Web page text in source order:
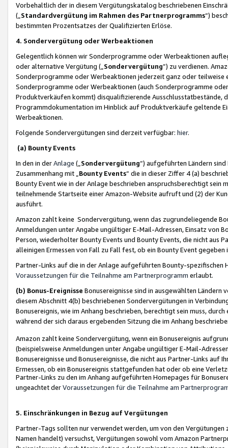
Vorbehaltlich der in diesem Vergütungskatalog beschriebenen
(„ Standardvergütung im Rahmen des Partnerprogramms“)
bestimmten Prozentsatzes der Qualifizierten Erlöse.
4. Sondervergütung oder Werbeaktionen
Gelegentlich können wir Sonderprogramme oder Werbeaktionen
oder alternative Vergütung („ Sondervergütung”) zu verdienen.
Sonderprogramme oder Werbeaktionen jederzeit ganz oder
Sonderprogramme oder Werbeaktionen (auch Sonderprogramme
Produktverkäufen kommt) disqualifizierende Ausschlusstatbestände,
Programmdokumentation im Hinblick auf Produktverkäufe geltende
Werbeaktionen.
Folgende Sondervergütungen sind derzeit verfügbar: hier.
(a) Bounty Events
In den in derAnlage („ Sondervergütung“) aufgeführten Ländern
Zusammenhang mit „ Bounty Events“ die in dieser Ziffer 4 (a)
Bounty Event wie in der Anlage beschrieben anspruchsberechtigt sein
teilnehmende Startseite einer Amazon-Website aufruft und (2) der
ausführt.
Amazon zahlt keine Sondervergütung, wenn das zugrundeliegende
Anmeldungen unter Angabe ungültiger E-Mail-Adressen, Einsatz von
Person, wiederholter Bounty Events und Bounty Events, die nicht
alleinigen Ermessen von Fall zu Fall fest, ob ein Bounty Event
Partner-Links auf die in der Anlage aufgeführten Bounty-spezifischen
Voraussetzungen für die Teilnahme am Partnerprogramm erlaubt.
(b) Bonus-Ereignisse Bonusereignisse sind in ausgewählten Ländern
diesem Abschnitt 4(b) beschriebenen Sondervergütungen in
Bonusereignis, wie im Anhang beschrieben, berechtigt sein muss,
während der sich daraus ergebenden Sitzung die im Anhang
Amazon zahlt keine Sondervergütung, wenn ein Bonusereignis
(beispielsweise Anmeldungen unter Angabe ungültiger E-Mail-
Bonusereignisse und Bonusereignisse, die nicht aus Partner-Links auf
Ermessen, ob ein Bonusereignis stattgefunden hat oder ob eine
Partner-Links zu den im Anhang aufgeführten Homepages für
ungeachtet derVoraussetzungen für die Teilnahme am
5. Einschränkungen in Bezug auf Vergütungen
Partner-Tags sollten nur verwendet werden, um von den
Namen handelt) versuchst, Vergütungen sowohl vom Amazon